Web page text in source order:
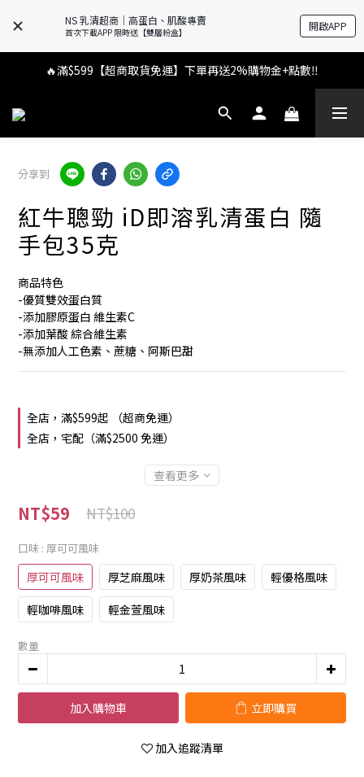
NS 乳清超商｜高蛋白、肌酸專賣
首次下載APP 限時送【雙層粉盒】 開啟APP
🔥滿$599【超商取貨免運】下單再送2%購物金+點數‼️
🔥滿$599【超商取貨免運】下單再送2%購物金+點數‼️
APP 新上線專屬好禮 下單就送價值 $250 官方粉盒
🔥滿$599【超商取貨免運】下單再送2%購物金+點數‼️
分享到
紅牛聰勁 iD即溶乳清蛋白 隨
手包35克
商品特色
-優質雙效蛋白質
-添加膠原蛋白 維生素C
-添加葉酸 綜合維生素
-無添加人工色素、蔗糖、阿斯巴甜
全店，滿$599起 （超商免運）
全店，宅配（滿$2500 免運）
查看更多
NT$59 NT$100
口味 : 厚可可風味
厚可可風味 厚芝麻風味 厚奶茶風味
輕優格風味
輕咖啡風味
輕金萱風味
數量
加入購物車 立即購買
加入追蹤清單